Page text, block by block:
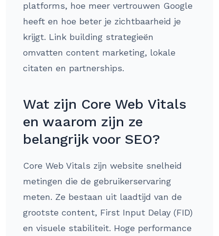
platforms, hoe meer vertrouwen Google
heeft en hoe beter je zichtbaarheid je
krijgt. Link building strategieën
omvatten content marketing, lokale
citaten en partnerships.
Wat zijn Core Web Vitals
en waarom zijn ze
belangrijk voor SEO?
Core Web Vitals zijn website snelheid
metingen die de gebruikerservaring
meten. Ze bestaan uit laadtijd van de
grootste content, First Input Delay (FID)
en visuele stabiliteit. Hoge performance